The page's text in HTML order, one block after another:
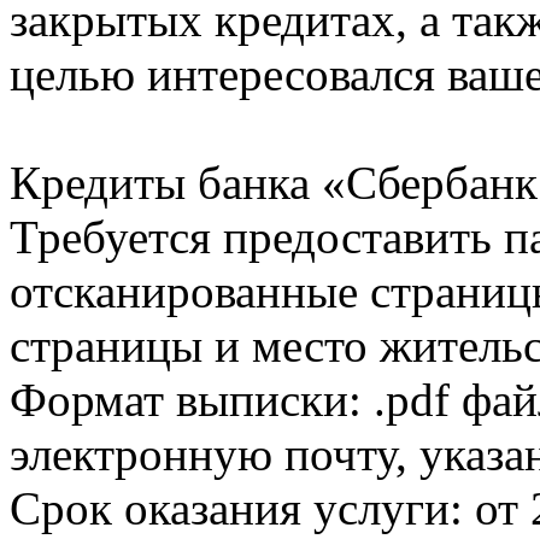
закрытых кредитах, а
целью интересовался
Кредиты банка
Требуется предоставить
отсканированные
страницы и место
Формат выписки: .pdf
электронную почту,
Срок оказания услуги: от